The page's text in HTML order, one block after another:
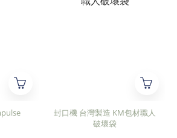
封口機 台灣製造 KM包材職人
破壞袋